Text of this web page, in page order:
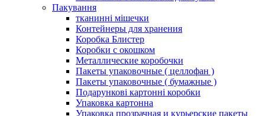
Пакування
тканинні мішечки
Контейнеры для хранения
Коробка Блистер
Коробки с окошком
Металлические коробочки
Пакеты упаковочные ( целлофан )
Пакеты упаковочные ( бумажные )
Подарункові картонні коробки
Упаковка картонна
Упаковка прозрачная и курьерские пакеты